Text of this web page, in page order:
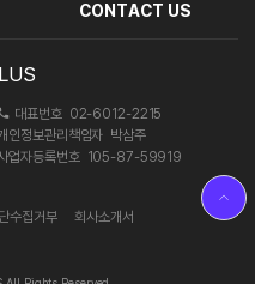
CONTACT US
대표번호 02-6012-2215
인정보관리책임자 박삼주
업자등록번호 105-87-59919
수집거부 회사소개서